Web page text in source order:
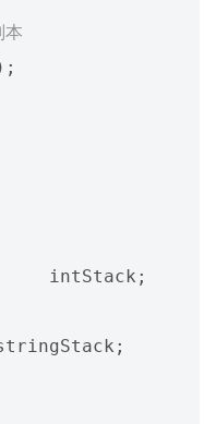
本
intStack ;
;